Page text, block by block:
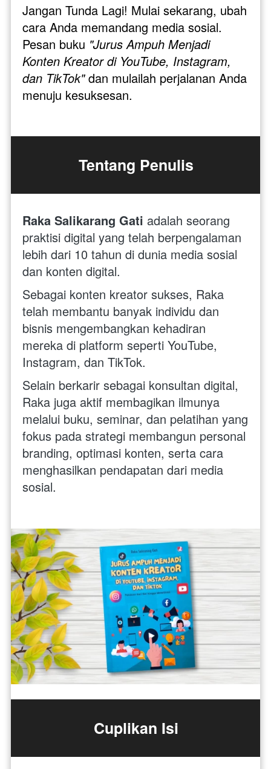
Jangan Tunda Lagi! Mulai sekarang, ubah
cara Anda memandang media sosial.
Pesan buku "Jurus Ampuh Menjadi
Konten Kreator di YouTube, Instagram,
dan TikTok" dan mulailah perjalanan Anda
menuju kesuksesan.
Tentang Penulis
Raka Salikarang Gati adalah seorang
praktisi digital yang telah berpengalaman
lebih dari 10 tahun di dunia media sosial
dan konten digital.
Sebagai konten kreator sukses, Raka
telah membantu banyak individu dan
bisnis mengembangkan kehadiran
mereka di platform seperti YouTube,
Instagram, dan TikTok.
Selain berkarir sebagai konsultan digital,
Raka juga aktif membagikan ilmunya
melalui buku, seminar, dan pelatihan yang
fokus pada strategi membangun personal
branding, optimasi konten, serta cara
menghasilkan pendapatan dari media
sosial.
Cuplikan Isi